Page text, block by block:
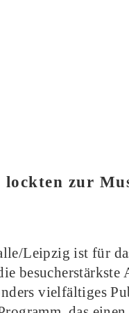
lockten zur
Leipzig ist für
besucherstärkste
vielfältiges